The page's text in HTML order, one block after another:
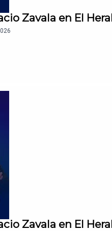
Zavala en El
Zavala en El